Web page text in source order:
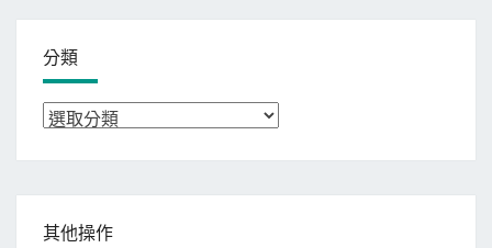
分類
分
其他操作